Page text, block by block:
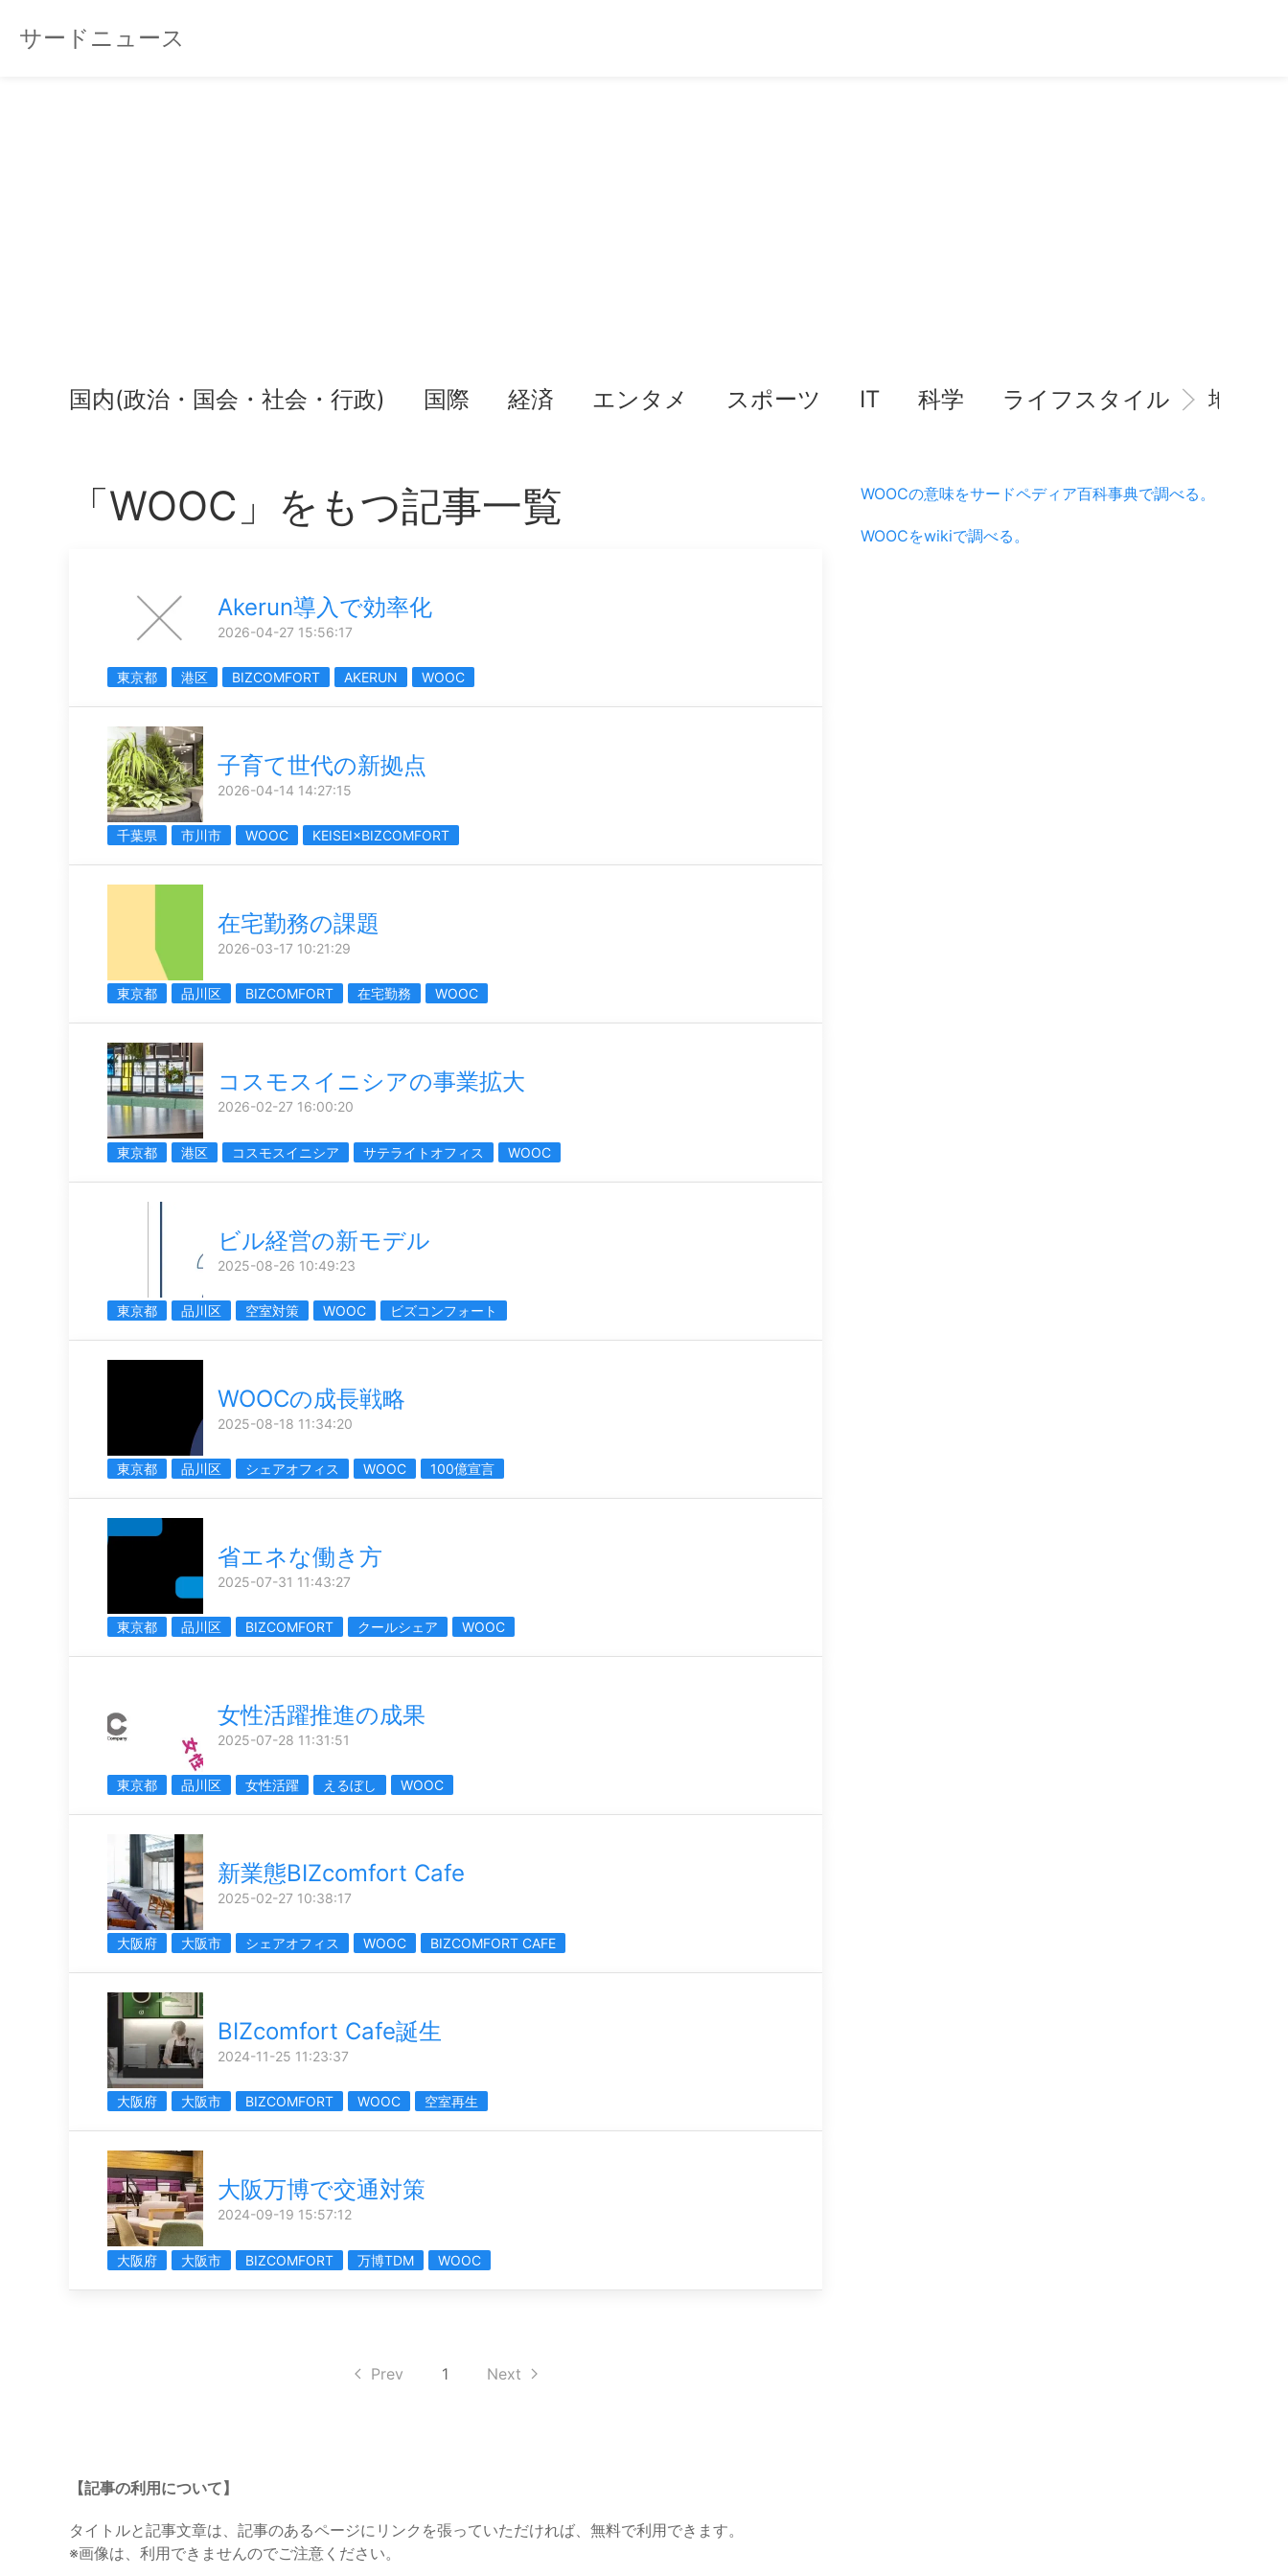
サードニュース
国内(政治・国会・社会・行政) 国際 経済 エンタメ スポーツ IT 科学 ライフスタイル 地域情
「WOOC」をもつ記事一覧
Akerun導入で効率化
2026-04-27 15:56:17
東京都 港区 BIZCOMFORT AKERUN WOOC
子育て世代の新拠点
2026-04-14 14:27:15
千葉県 市川市 WOOC KEISEI×BIZCOMFORT
在宅勤務の課題
2026-03-17 10:21:29
東京都 品川区 BIZCOMFORT 在宅勤務 WOOC
コスモスイニシアの事業拡大
2026-02-27 16:00:20
東京都 港区 コスモスイニシア サテライトオフィス WOOC
ビル経営の新モデル
2025-08-26 10:49:23
東京都 品川区 空室対策 WOOC ビズコンフォート
WOOCの成長戦略
2025-08-18 11:34:20
東京都 品川区 シェアオフィス WOOC 100億宣言
省エネな働き方
2025-07-31 11:43:27
東京都 品川区 BIZCOMFORT クールシェア WOOC
女性活躍推進の成果
2025-07-28 11:31:51
東京都 品川区 女性活躍 えるぼし WOOC
新業態BIZcomfort Cafe
2025-02-27 10:38:17
大阪府 大阪市 シェアオフィス WOOC BIZCOMFORT CAFE
BIZcomfort Cafe誕生
2024-11-25 11:23:37
大阪府 大阪市 BIZCOMFORT WOOC 空室再生
大阪万博で交通対策
2024-09-19 15:57:12
大阪府 大阪市 BIZCOMFORT 万博TDM WOOC
Prev 1 Next
WOOCの意味をサードペディア百科事典で調べる。
WOOCをwikiで調べる。
【記事の利用について】
タイトルと記事文章は、記事のあるページにリンクを張っていただければ、無料で利用できます。
※画像は、利用できませんのでご注意ください。